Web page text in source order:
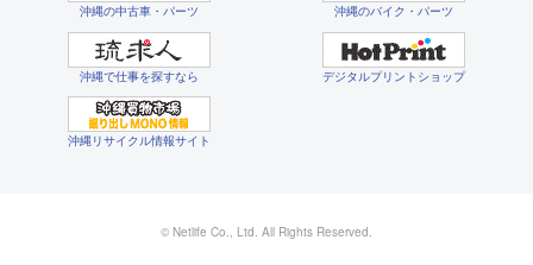
沖縄の中古車・パーツ 沖縄のバイク・パーツ
沖縄で仕事を探すなら デジタルプリントショップ
沖縄リサイクル情報サイト
© Netlife Co., Ltd. All Rights Reserved.